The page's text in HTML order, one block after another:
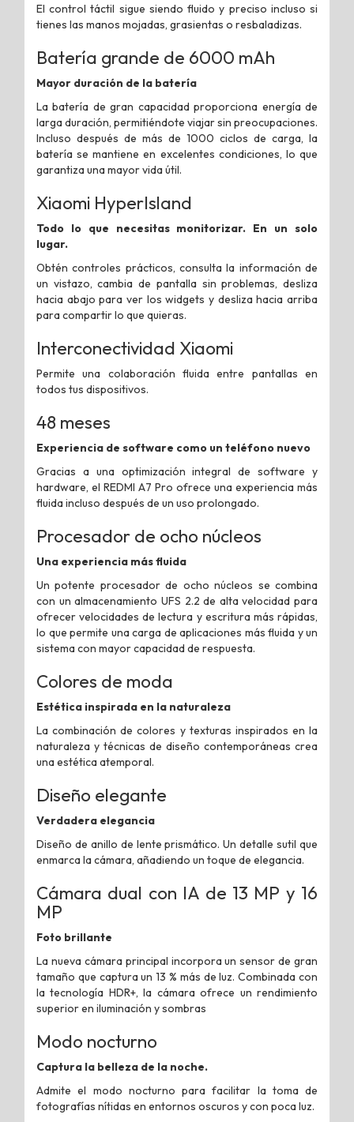
El control táctil sigue siendo fluido y preciso incluso si
tienes las manos mojadas, grasientas o resbaladizas.
Batería grande de 6000 mAh
Mayor duración de la batería
La batería de gran capacidad proporciona energía de
larga duración, permitiéndote viajar sin preocupaciones.
Incluso después de más de 1000 ciclos de carga, la
batería se mantiene en excelentes condiciones, lo que
garantiza una mayor vida útil.
Xiaomi HyperIsland
Todo lo que necesitas monitorizar. En un solo
lugar.
Obtén controles prácticos, consulta la información de
un vistazo, cambia de pantalla sin problemas, desliza
hacia abajo para ver los widgets y desliza hacia arriba
para compartir lo que quieras.
Interconectividad Xiaomi
Permite una colaboración fluida entre pantallas en
todos tus dispositivos.
48 meses
Experiencia de software como un teléfono nuevo
Gracias a una optimización integral de software y
hardware, el REDMI A7 Pro ofrece una experiencia más
fluida incluso después de un uso prolongado.
Procesador de ocho núcleos
Una experiencia más fluida
Un potente procesador de ocho núcleos se combina
con un almacenamiento UFS 2.2 de alta velocidad para
ofrecer velocidades de lectura y escritura más rápidas,
lo que permite una carga de aplicaciones más fluida y un
sistema con mayor capacidad de respuesta.
Colores de moda
Estética inspirada en la naturaleza
La combinación de colores y texturas inspirados en la
naturaleza y técnicas de diseño contemporáneas crea
una estética atemporal.
Diseño elegante
Verdadera elegancia
Diseño de anillo de lente prismático. Un detalle sutil que
enmarca la cámara, añadiendo un toque de elegancia.
Cámara dual con IA de 13 MP y 16
MP
Foto brillante
La nueva cámara principal incorpora un sensor de gran
tamaño que captura un 13 % más de luz. Combinada con
la tecnología HDR+, la cámara ofrece un rendimiento
superior en iluminación y sombras
Modo nocturno
Captura la belleza de la noche.
Admite el modo nocturno para facilitar la toma de
fotografías nítidas en entornos oscuros y con poca luz.